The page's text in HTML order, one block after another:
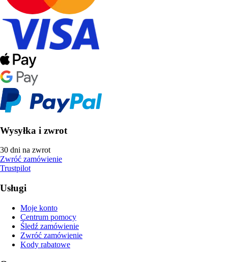
Wysyłka i zwrot
30 dni na zwrot
Zwróć zamówienie
Trustpilot
Usługi
Moje konto
Centrum pomocy
Śledź zamówienie
Zwróć zamówienie
Kody rabatowe